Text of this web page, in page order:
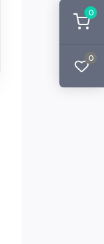
0
0